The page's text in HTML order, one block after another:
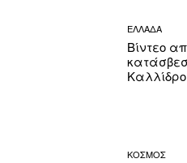
ΕΛΛΑΔΑ
Βίντεο
ΚΟΣΜΟΣ